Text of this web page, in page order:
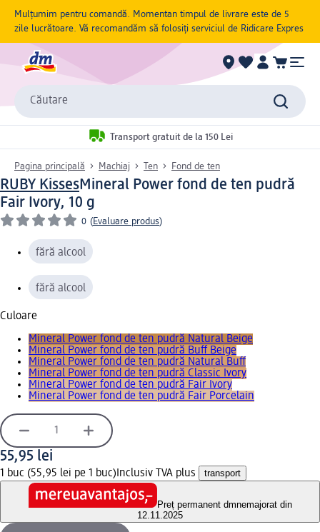
Mulțumim pentru comandă. Momentan timpul de livrare este de 5
zile lucrătoare. Vă recomandăm să folosiți serviciul de Ridicare Expres
Căutare
Transport gratuit de la 150 Lei
Pagina principală Machiaj Ten Fond de ten
RUBY KissesMineral Power fond de ten pudră
Fair Ivory, 10 g
0 (Evaluare produs)
fără alcool
fără alcool
Culoare
Mineral Power fond de ten pudră Natural Beige
Mineral Power fond de ten pudră Buff Beige
Mineral Power fond de ten pudră Natural Buff
Mineral Power fond de ten pudră Classic Ivory
Mineral Power fond de ten pudră Fair Ivory
Mineral Power fond de ten pudră Fair Porcelain
55,95 lei
1 buc (55,95 lei pe 1 buc) Inclusiv TVA plus transport
Preț permanent dmnemajorat din
12.11.2025